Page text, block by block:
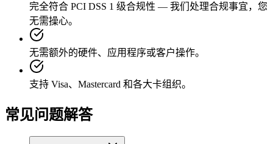
完全符合 PCI DSS 1 级合规性 — 我们处理合规事宜，您
无需操心。
无需额外的硬件、应用程序或客户操作。
支持 Visa、Mastercard 和各大卡组织。
常见问题解答